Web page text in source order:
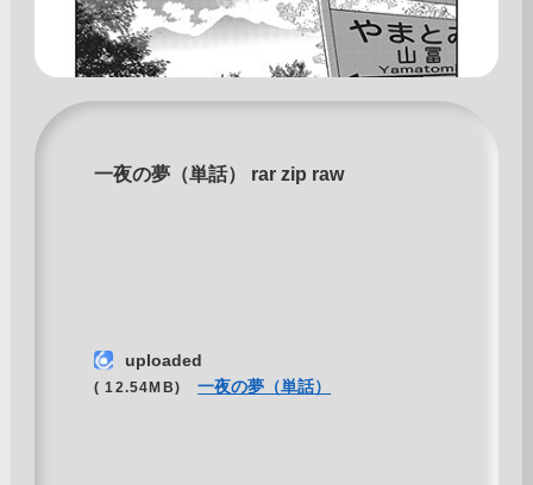
一夜の夢（単話） rar zip raw
uploaded
( 12.54MB) 一夜の夢（単話）